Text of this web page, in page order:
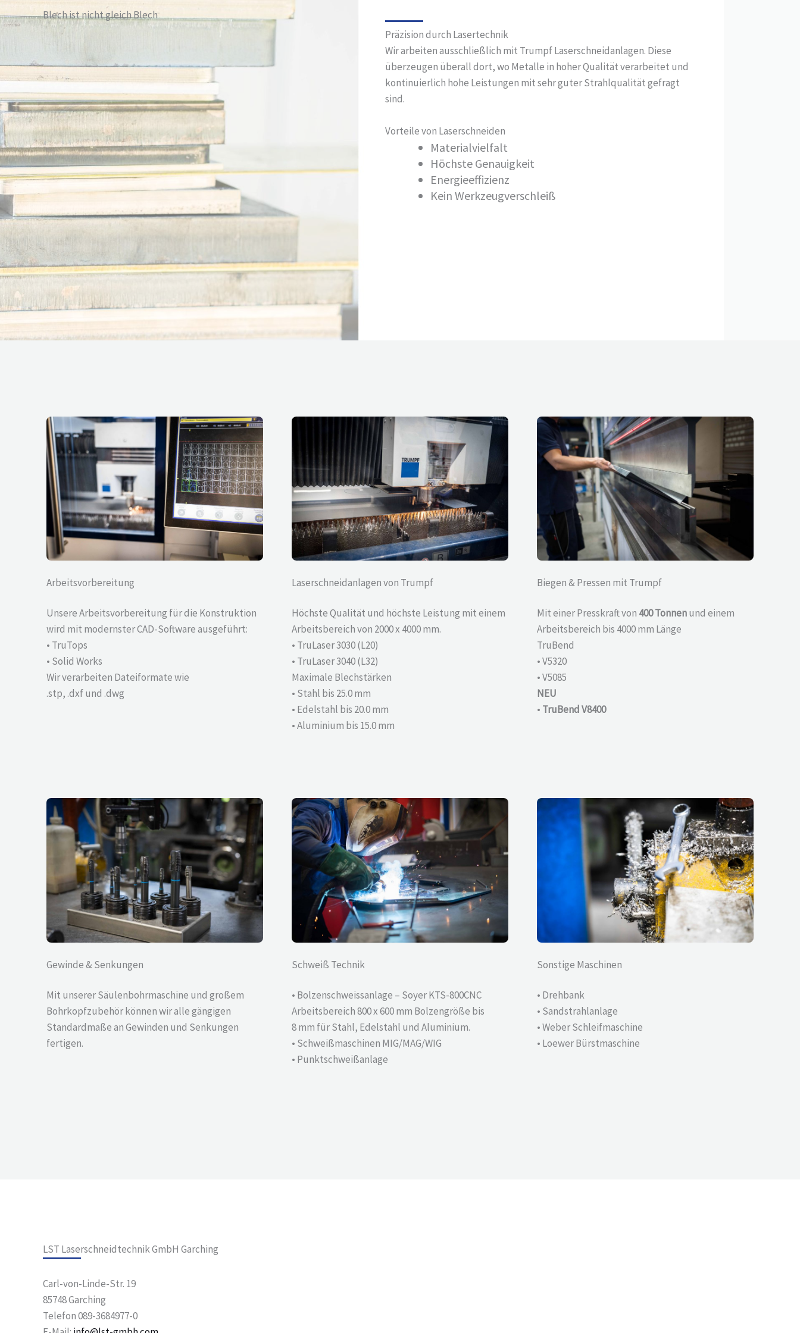
Blech ist nicht gleich Blech
Präzision durch Lasertechnik
Wir arbeiten ausschließlich mit Trumpf Laserschneidanlagen. Diese
überzeugen überall dort, wo Metalle in hoher Qualität verarbeitet und
kontinuierlich hohe Leistungen mit sehr guter Strahlqualität gefragt
sind.
Vorteile von Laserschneiden
Materialvielfalt
Höchste Genauigkeit
Energieeffizienz
Kein Werkzeugverschleiß
Arbeitsvorbereitung
Unsere Arbeitsvorbereitung für die Konstruktion
wird mit modernster CAD-Software ausgeführt:
• TruTops
• Solid Works
Wir verarbeiten Dateiformate wie
.stp, .dxf und .dwg
Laserschneidanlagen von Trumpf
Höchste Qualität und höchste Leistung mit einem
Arbeitsbereich von 2000 x 4000 mm.
• TruLaser 3030 (L20)
• TruLaser 3040 (L32)
Maximale Blechstärken
• Stahl bis 25.0 mm
• Edelstahl bis 20.0 mm
• Aluminium bis 15.0 mm
Biegen & Pressen mit Trumpf
Mit einer Presskraft von 400 Tonnenund einem
Arbeitsbereich bis 4000 mm Länge
TruBend
• V5320
• V5085
NEU
• TruBend V8400
Gewinde & Senkungen
Mit unserer Säulenbohrmaschine und großem
Bohrkopfzubehör können wir alle gängigen
Standardmaße an Gewinden und Senkungen
fertigen.
Schweiß Technik
• Bolzenschweissanlage – Soyer KTS-800CNC
Arbeitsbereich 800 x 600 mm Bolzengröße bis
8 mm für Stahl, Edelstahl und Aluminium.
• Schweißmaschinen MIG/MAG/WIG
• Punktschweißanlage
Sonstige Maschinen
• Drehbank
• Sandstrahlanlage
• Weber Schleifmaschine
• Loewer Bürstmaschine
LST Laserschneidtechnik GmbH Garching
Carl-von-Linde-Str. 19
85748 Garching
Telefon 089-3684977-0